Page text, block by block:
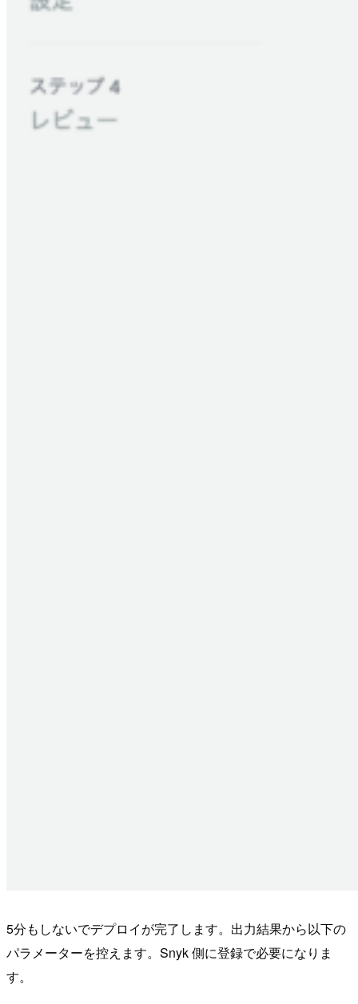
5分もしないでデプロイが完了します。出力結果から以下の
パラメーターを控えます。Snyk 側に登録で必要になりま
す。